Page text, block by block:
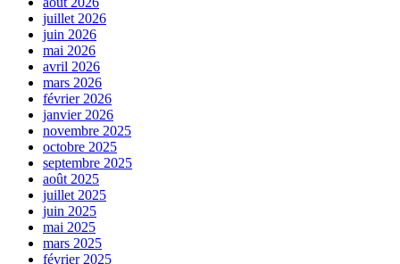
juillet 2026
juin 2026
mai 2026
avril 2026
mars 2026
février 2026
janvier 2026
novembre 2025
octobre 2025
septembre 2025
août 2025
juillet 2025
juin 2025
mai 2025
mars 2025
février 2025